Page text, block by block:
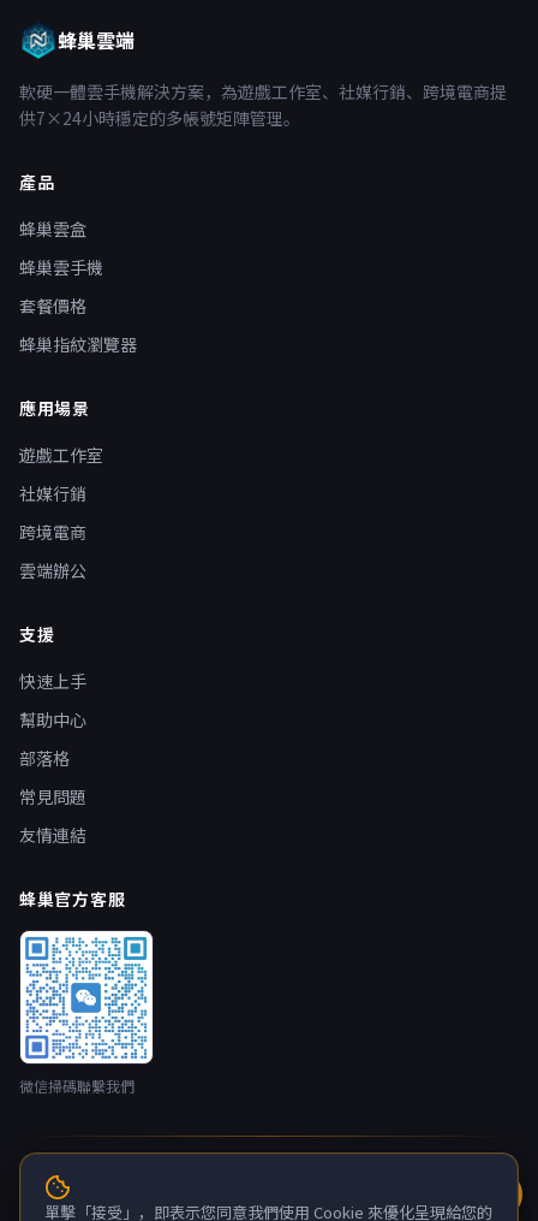
蜂巢雲端
軟硬一體雲手機解決方案，為遊戲工作室、社媒行銷、跨境電商提
供7×24小時穩定的多帳號矩陣管理。
產品
蜂巢雲盒
蜂巢雲手機
套餐價格
蜂巢指紋瀏覽器
應用場景
遊戲工作室
社媒行銷
跨境電商
雲端辦公
支援
快速上手
幫助中心
部落格
常見問題
友情連結
蜂巢官方客服
微信掃碼聯繫我們
© 2026 蜂巢雲端 nestbox.top · 開發者：廣州蛂俠網路技術有限
公司 版權所有
單擊「接受」，即表示您同意我們使用 Cookie 來優化呈現給您的